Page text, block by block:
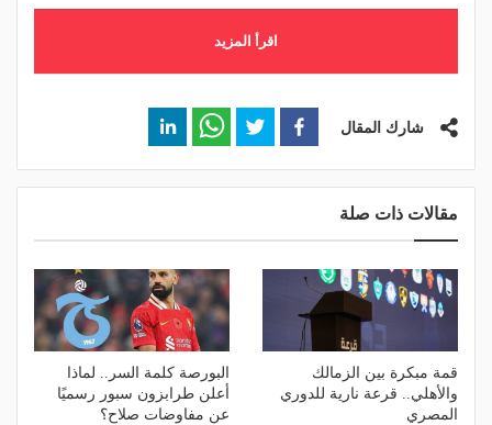
اقرأ المزيد
شارك المقال
مقالات ذات صلة
قمة مبكرة بين الزمالك
والأهلي.. قرعة نارية للدوري
المصري
البورصة كلمة السر.. لماذا
أعلن طرابزون سبور رسميًا
عن مفاوضات صلاح؟